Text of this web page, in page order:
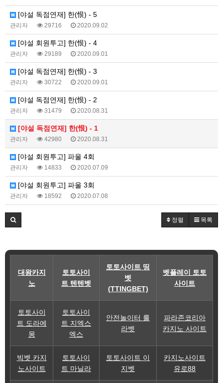
[야설 독점연재] 한(恨) - 5
관리자 29716 2020.09.02
[야설 회원투고] 한(恨) - 4
관리자 29189 2020.09.01
[야설 독점연재] 한(恨) - 3
관리자 30722 2020.09.01
[야설 독점연재] 한(恨) - 2
관리자 31479 2020.08.31
[야설 독점연재] 한(恨) - 1
관리자 42980 2020.08.31
[야설 회원투고] 파울 4회
관리자 14833 2020.07.09
[야설 회원투고] 파울 3회
관리자 18592 2020.07.08
정렬 목록
대왕카지
노
토토사이
트 텐텐벳
토토사이트 띵
벳
(TTINGBET)
벳플레이 토토
사이트
토토사이
트 도라에
몽
토토사이
트 지엑스
엑스
안전놀이터 룰
라벳
파라존코리아
카지노 사이트
빅벳 카지
노사이트
토토사이
트 마닐라
토토사이트 이
지벳
카지노사이트
유로88